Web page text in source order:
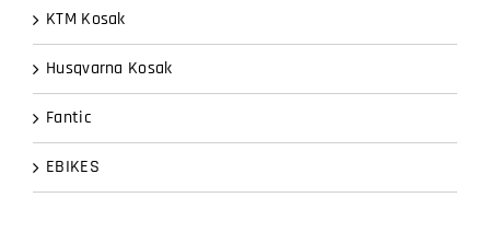
Über Uns
KTM Kosak
Husqvarna Kosak
Fantic